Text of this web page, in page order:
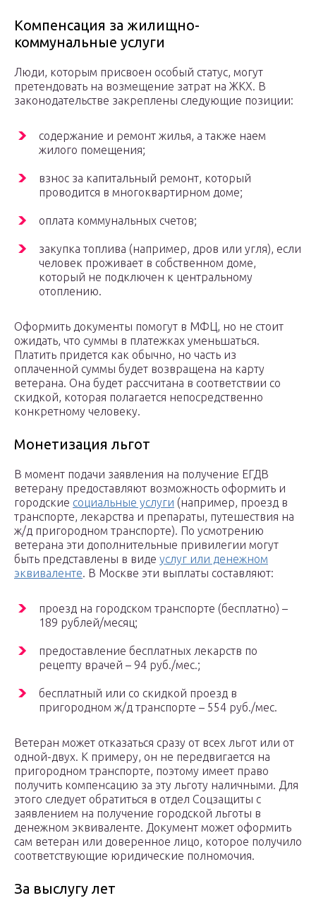
Компенсация за жилищно-
коммунальные услуги
Люди, которым присвоен особый статус, могут
претендовать на возмещение затрат на ЖКХ. В
законодательстве закреплены следующие позиции:
содержание и ремонт жилья, а также наем
жилого помещения;
взнос за капитальный ремонт, который
проводится в многоквартирном доме;
оплата коммунальных счетов;
закупка топлива (например, дров или угля), если
человек проживает в собственном доме,
который не подключен к центральному
отоплению.
Оформить документы помогут в МФЦ, но не стоит
ожидать, что суммы в платежках уменьшаться.
Платить придется как обычно, но часть из
оплаченной суммы будет возвращена на карту
ветерана. Она будет рассчитана в соответствии со
скидкой, которая полагается непосредственно
конкретному человеку.
Монетизация льгот
В момент подачи заявления на получение ЕГДВ
ветерану предоставляют возможность оформить и
городские социальные услуги (например, проезд в
транспорте, лекарства и препараты, путешествия на
ж/д пригородном транспорте). По усмотрению
ветерана эти дополнительные привилегии могут
быть представлены в виде услуг или денежном
эквиваленте. В Москве эти выплаты составляют:
проезд на городском транспорте (бесплатно) –
189 рублей/месяц;
предоставление бесплатных лекарств по
рецепту врачей – 94 руб./мес.;
бесплатный или со скидкой проезд в
пригородном ж/д транспорте – 554 руб./мес.
Ветеран может отказаться сразу от всех льгот или от
одной-двух. К примеру, он не передвигается на
пригородном транспорте, поэтому имеет право
получить компенсацию за эту льготу наличными. Для
этого следует обратиться в отдел Соцзащиты с
заявлением на получение городской льготы в
денежном эквиваленте. Документ может оформить
сам ветеран или доверенное лицо, которое получило
соответствующие юридические полномочия.
За выслугу лет